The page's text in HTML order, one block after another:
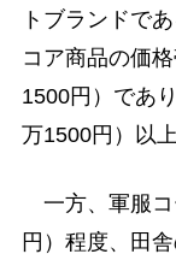
トブランドで
コア商品の価
1500円）であ
万1500円）以上
一方、軍服コ
円）程度、田